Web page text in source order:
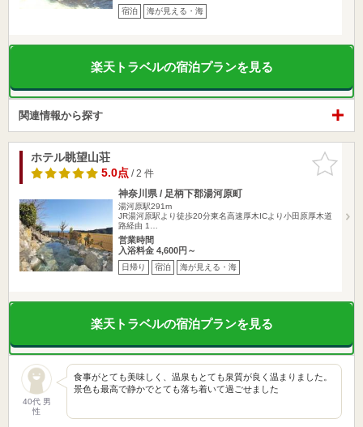
宿泊 海が見える・海
楽天トラベルの宿泊プランを見る
関連情報から探す
お気に入
りに追加
ホテル眺望山荘
5.0点/ 2 件
神奈川県 / 足柄下郡湯河原町
湯河原駅291m
JR湯河原駅より徒歩20分東名高速厚木ICより小田原厚木道
路経由 1…
営業時間
入浴料金 4,600円～
日帰り 宿泊 海が見える・海
楽天トラベルの宿泊プランを見る
40代 男
性
食事がとても美味しく、温泉もとても泉質が良く温まりました。
景色も最高で静かでとても落ち着いて過ごせました